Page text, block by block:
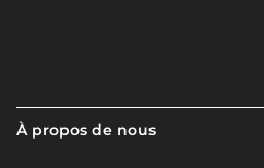
À propos de nous